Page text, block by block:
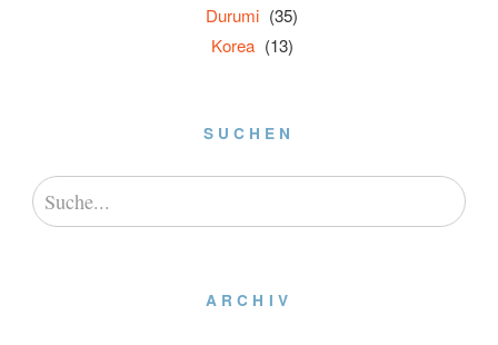
Durumi (35)
Korea (13)
SUCHEN
ARCHIV